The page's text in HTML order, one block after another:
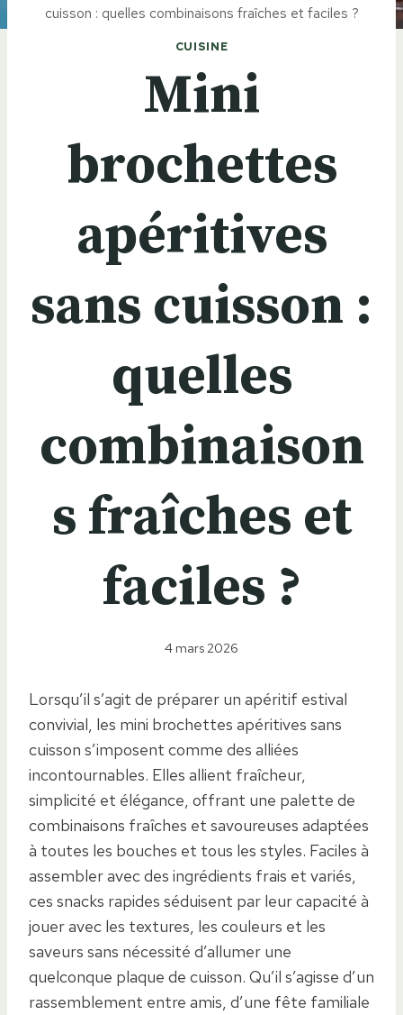
cuisson : quelles combinaisons fraîches et faciles ?
CUISINE
Mini
brochettes
apéritives
sans cuisson :
quelles
combinaison
s fraîches et
faciles ?
4 mars 2026
Lorsqu’il s’agit de préparer un apéritif estival
convivial, les mini brochettes apéritives sans
cuisson s’imposent comme des alliées
incontournables. Elles allient fraîcheur,
simplicité et élégance, offrant une palette de
combinaisons fraîches et savoureuses adaptées
à toutes les bouches et tous les styles. Faciles à
assembler avec des ingrédients frais et variés,
ces snacks rapides séduisent par leur capacité à
jouer avec les textures, les couleurs et les
saveurs sans nécessité d’allumer une
quelconque plaque de cuisson. Qu’il s’agisse d’un
rassemblement entre amis, d’une fête familiale